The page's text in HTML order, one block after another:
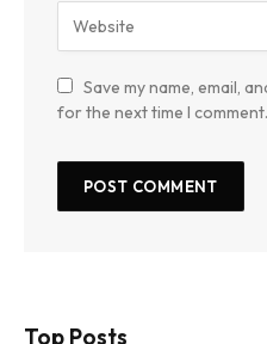
Save my name, email,
for the next time I comment.
Top Posts